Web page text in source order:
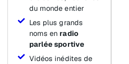
du monde entier
Les plus grands
noms en radio
parlée sportive
Vidéos inédites de